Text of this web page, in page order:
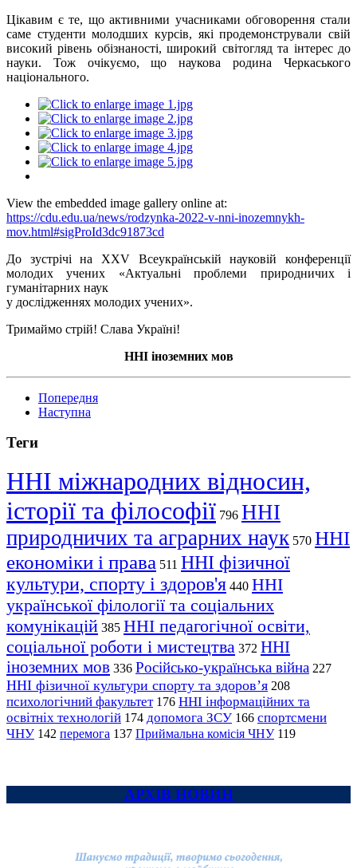
Цікавим є те, що активними учасниками обговорення стали
саме студенти молодших курсів, які продемонстрували свій
високий рівень обізнаності, широкий світогляд та інтерес до
науки. Тож очікуємо, що наукова родина Черкаського
національного.
View the embedded image gallery online at:
https://cdu.edu.ua/news/rodzynka-2022-v-nni-inozemnykh-
mov.html#sigProId3dc91873cd
До зустрічі на XХV Всеукраїнській науковій конференції
молодих учених «Актуальні проблеми природничих і
гуманітарних наук
у дослідженнях молодих учених».
Тримаймо стрій! Слава Україні!
ННІ іноземних мов
Попередня
Наступна
Теги
ННІ міжнародних відносин,
історії та філософії 796 ННІ
природничих та аграрних наук 570 ННІ
економіки і права 511 ННІ фізичної
культури, спорту і здоров'я 440 ННІ
української філології та соціальних
комунікацій 385 ННІ педагогічної освіти,
соціальної роботи і мистецтва 372 ННІ
іноземних мов 336 Російсько-українська війна 227
ННІ фізичної культури спорту та здоров’я 208
психологічний факультет 176 ННІ інформаційних та
освітніх технологій 174 допомога ЗСУ 166 спортсмени
ЧНУ 142 перемога 137 Приймальна комісія ЧНУ 119
АРХІВ НОВИН